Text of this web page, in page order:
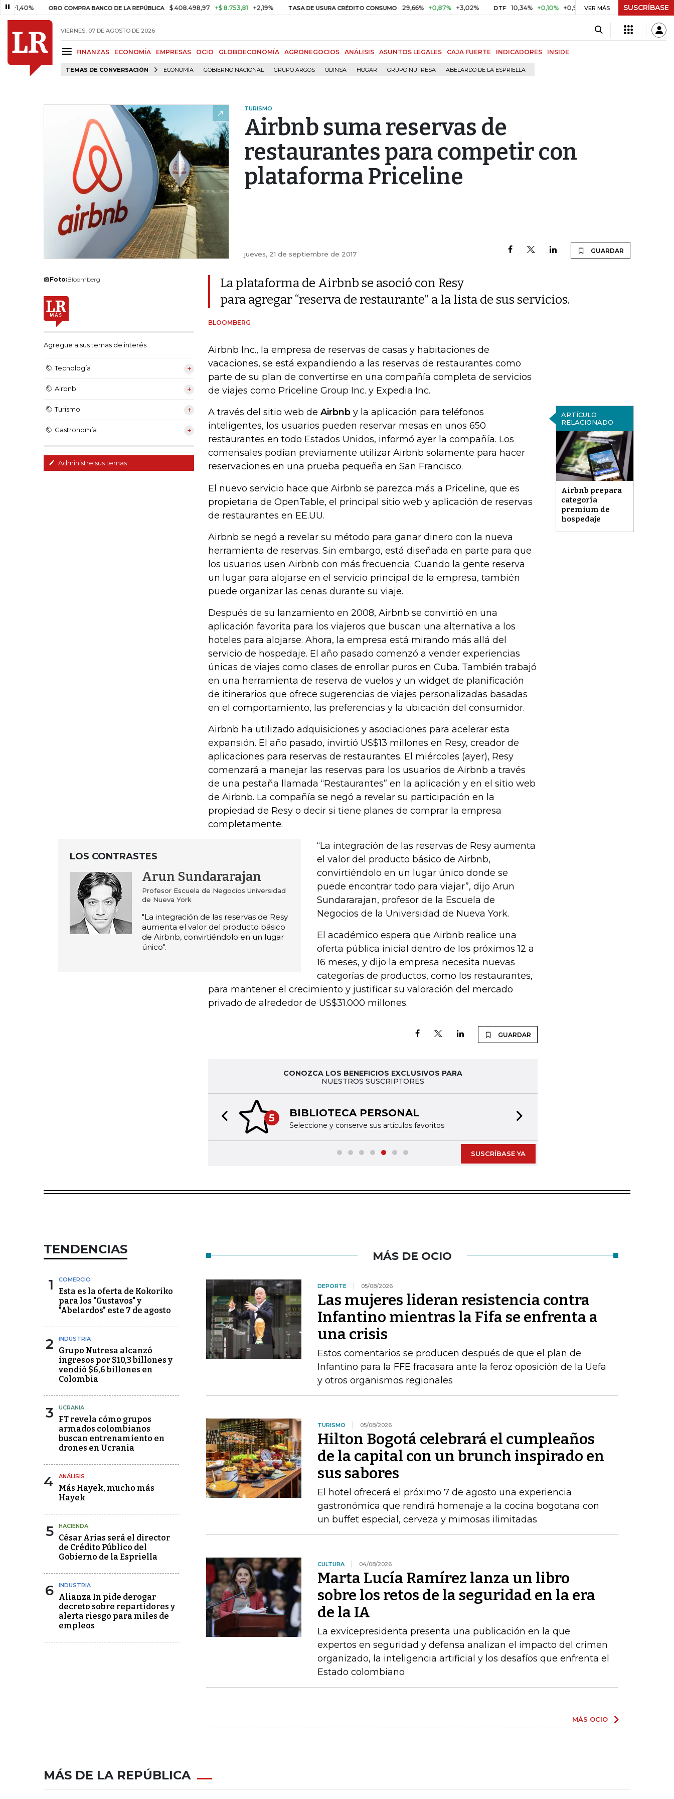
ORO COMPRA BANCO DE LA REPÚBLICA $ 408.498,97 +$ 8.753,81 +2,19% TASA DE USURA CRÉDITO CONSUMO 29,66% +0,87% +3,02% DTF 10,34% +0,10% +0,98% UVR $ 416,91 +$ 0,05 +0,01%
VER MÁS SUSCRÍBASE
VIERNES, 07 DE AGOSTO DE 2026
FINANZAS ECONOMÍA EMPRESAS OCIO GLOBOECONOMÍA AGRONEGOCIOS ANÁLISIS ASUNTOS LEGALES CAJA FUERTE INDICADORES INSIDE
TEMAS DE CONVERSACIÓN ECONOMÍA GOBIERNO NACIONAL GRUPO ARGOS ODINSA HOGAR GRUPO NUTRESA ABELARDO DE LA ESPRIELLA
TURISMO
Airbnb suma reservas de
restaurantes para competir con
plataforma Priceline
jueves, 21 de septiembre de 2017 GUARDAR
Foto:Bloomberg
Agregue a sus temas de interés
Tecnología
Airbnb
Turismo
Gastronomía
Administre sus temas
La plataforma de Airbnb se asoció con Resy
para agregar “reserva de restaurante” a la lista de sus servicios.
BLOOMBERG
Airbnb Inc., la empresa de reservas de casas y habitaciones de
vacaciones, se está expandiendo a las reservas de restaurantes como
parte de su plan de convertirse en una compañía completa de servicios
de viajes como Priceline Group Inc. y Expedia Inc.
ARTÍCULO
RELACIONADO
Airbnb prepara
categoría
premium de
hospedaje
A través del sitio web de Airbnb y la aplicación para teléfonos
inteligentes, los usuarios pueden reservar mesas en unos 650
restaurantes en todo Estados Unidos, informó ayer la compañía. Los
comensales podían previamente utilizar Airbnb solamente para hacer
reservaciones en una prueba pequeña en San Francisco.
El nuevo servicio hace que Airbnb se parezca más a Priceline, que es
propietaria de OpenTable, el principal sitio web y aplicación de reservas
de restaurantes en EE.UU.
Airbnb se negó a revelar su método para ganar dinero con la nueva
herramienta de reservas. Sin embargo, está diseñada en parte para que
los usuarios usen Airbnb con más frecuencia. Cuando la gente reserva
un lugar para alojarse en el servicio principal de la empresa, también
puede organizar las cenas durante su viaje.
Después de su lanzamiento en 2008, Airbnb se convirtió en una
aplicación favorita para los viajeros que buscan una alternativa a los
hoteles para alojarse. Ahora, la empresa está mirando más allá del
servicio de hospedaje. El año pasado comenzó a vender experiencias
únicas de viajes como clases de enrollar puros en Cuba. También trabajó
en una herramienta de reserva de vuelos y un widget de planificación
de itinerarios que ofrece sugerencias de viajes personalizadas basadas
en el comportamiento, las preferencias y la ubicación del consumidor.
Airbnb ha utilizado adquisiciones y asociaciones para acelerar esta
expansión. El año pasado, invirtió US$13 millones en Resy, creador de
aplicaciones para reservas de restaurantes. El miércoles (ayer), Resy
comenzará a manejar las reservas para los usuarios de Airbnb a través
de una pestaña llamada “Restaurantes” en la aplicación y en el sitio web
de Airbnb. La compañía se negó a revelar su participación en la
propiedad de Resy o decir si tiene planes de comprar la empresa
completamente.
LOS CONTRASTES
Arun Sundararajan
Profesor Escuela de Negocios Universidad
de Nueva York
"La integración de las reservas de Resy
aumenta el valor del producto básico
de Airbnb, convirtiéndolo en un lugar
único".
“La integración de las reservas de Resy aumenta
el valor del producto básico de Airbnb,
convirtiéndolo en un lugar único donde se
puede encontrar todo para viajar”, dijo Arun
Sundararajan, profesor de la Escuela de
Negocios de la Universidad de Nueva York.
El académico espera que Airbnb realice una
oferta pública inicial dentro de los próximos 12 a
16 meses, y dijo la empresa necesita nuevas
categorías de productos, como los restaurantes,
para mantener el crecimiento y justificar su valoración del mercado
privado de alrededor de US$31.000 millones.
GUARDAR
CONOZCA LOS BENEFICIOS EXCLUSIVOS PARA
NUESTROS SUSCRIPTORES
5 BIBLIOTECA PERSONAL
Seleccione y conserve sus artículos favoritos
Previous slide
SUSCRÍBASE YA
TENDENCIAS
1 COMERCIO
Esta es la oferta de Kokoriko
para los "Gustavos" y
"Abelardos" este 7 de agosto
2 INDUSTRIA
Grupo Nutresa alcanzó
ingresos por $10,3 billones y
vendió $6,6 billones en
Colombia
3 UCRANIA
FT revela cómo grupos
armados colombianos
buscan entrenamiento en
drones en Ucrania
4 ANÁLISIS
Más Hayek, mucho más
Hayek
5 HACIENDA
César Arias será el director
de Crédito Público del
Gobierno de la Espriella
6 INDUSTRIA
Alianza In pide derogar
decreto sobre repartidores y
alerta riesgo para miles de
empleos
MÁS DE OCIO
DEPORTE 05/08/2026
Las mujeres lideran resistencia contra
Infantino mientras la Fifa se enfrenta a
una crisis
Estos comentarios se producen después de que el plan de
Infantino para la FFE fracasara ante la feroz oposición de la Uefa
y otros organismos regionales
TURISMO 05/08/2026
Hilton Bogotá celebrará el cumpleaños
de la capital con un brunch inspirado en
sus sabores
El hotel ofrecerá el próximo 7 de agosto una experiencia
gastronómica que rendirá homenaje a la cocina bogotana con
un buffet especial, cerveza y mimosas ilimitadas
CULTURA 04/08/2026
Marta Lucía Ramírez lanza un libro
sobre los retos de la seguridad en la era
de la IA
La exvicepresidenta presenta una publicación en la que
expertos en seguridad y defensa analizan el impacto del crimen
organizado, la inteligencia artificial y los desafíos que enfrenta el
Estado colombiano
MÁS OCIO
MÁS DE LA REPÚBLICA